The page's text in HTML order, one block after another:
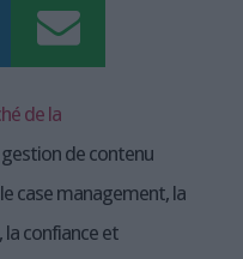
de la
de contenu
case management, la
confiance et